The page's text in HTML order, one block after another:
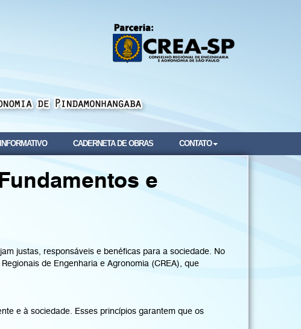
INFORMATIVO CADERNETA DE OBRAS CONTATO
e
justas, responsáveis e benéficas para a sociedade. No
de Engenharia e Agronomia (CREA), que
e à sociedade. Esses princípios garantem que os